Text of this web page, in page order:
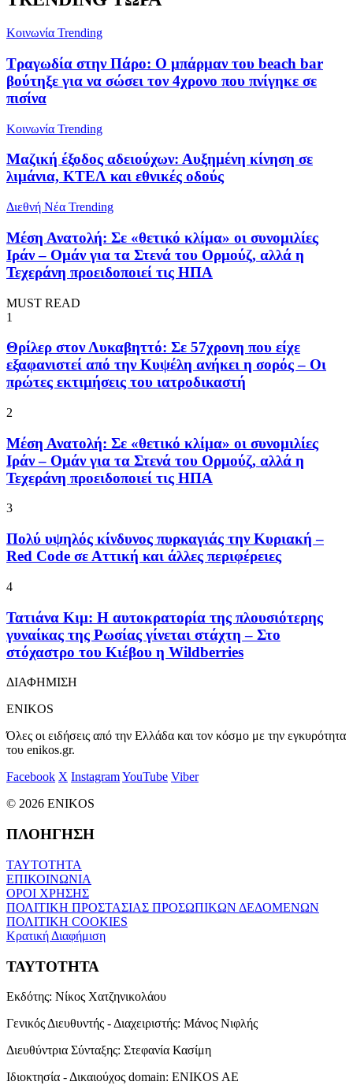
Κοινωνία Trending
Τραγωδία στην Πάρο: Ο μπάρμαν του beach bar
βούτηξε για να σώσει τον 4χρονο που πνίγηκε σε
πισίνα
Κοινωνία Trending
Μαζική έξοδος αδειούχων: Αυξημένη κίνηση σε
λιμάνια, ΚΤΕΛ και εθνικές οδούς
Διεθνή Νέα Trending
Μέση Ανατολή: Σε «θετικό κλίμα» οι συνομιλίες
Ιράν – Ομάν για τα Στενά του Ορμούζ, αλλά η
Τεχεράνη προειδοποιεί τις ΗΠΑ
MUST READ
1
Θρίλερ στον Λυκαβηττό: Σε 57χρονη που είχε
εξαφανιστεί από την Κυψέλη ανήκει η σορός – Οι
πρώτες εκτιμήσεις του ιατροδικαστή
2
Μέση Ανατολή: Σε «θετικό κλίμα» οι συνομιλίες
Ιράν – Ομάν για τα Στενά του Ορμούζ, αλλά η
Τεχεράνη προειδοποιεί τις ΗΠΑ
3
Πολύ υψηλός κίνδυνος πυρκαγιάς την Κυριακή –
Red Code σε Αττική και άλλες περιφέρειες
4
Τατιάνα Κιμ: Η αυτοκρατορία της πλουσιότερης
γυναίκας της Ρωσίας γίνεται στάχτη – Στο
στόχαστρο του Κιέβου η Wildberries
ΔΙΑΦΗΜΙΣΗ
ENIKOS
Όλες οι ειδήσεις από την Ελλάδα και τον κόσμο με την εγκυρότητα
του enikos.gr.
Facebook X InstagramYouTube Viber
© 2026 ENIKOS
ΠΛΟΗΓΗΣΗ
ΤΑΥΤΟΤΗΤΑ
ΕΠΙΚΟΙΝΩΝΙΑ
ΟΡΟΙ ΧΡΗΣΗΣ
ΠΟΛΙΤΙΚΗ ΠΡΟΣΤΑΣΙΑΣ ΠΡΟΣΩΠΙΚΩΝ ΔΕΔΟΜΕΝΩΝ
ΠΟΛΙΤΙΚΗ COOKIES
Κρατική Διαφήμιση
ΤΑΥΤΟΤΗΤΑ
Εκδότης: Νίκος Χατζηνικολάου
Γενικός Διευθυντής - Διαχειριστής: Μάνος Νιφλής
Διευθύντρια Σύνταξης: Στεφανία Κασίμη
Ιδιοκτησία - Δικαιούχος domain: ENIKOS AE